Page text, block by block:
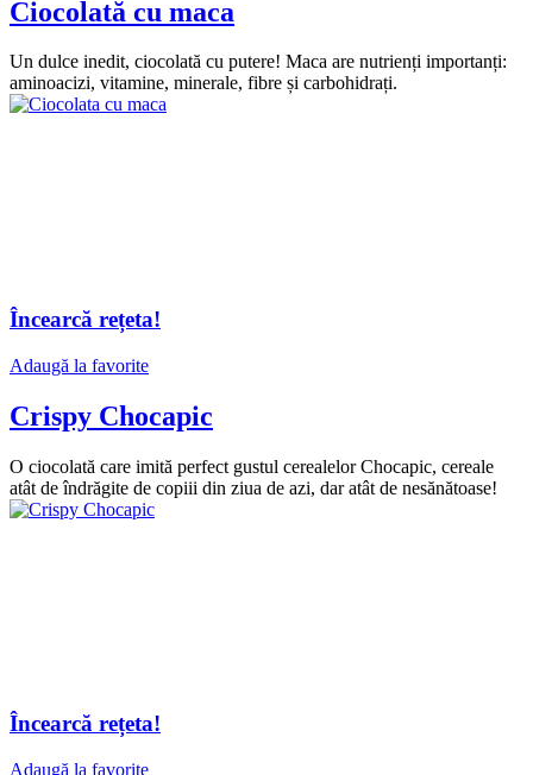
Ciocolată cu maca
Un dulce inedit, ciocolată cu putere! Maca are nutrienți importanți:
aminoacizi, vitamine, minerale, fibre și carbohidrați.
Încearcă rețeta!
Adaugă la favorite
Crispy Chocapic
O ciocolată care imită perfect gustul cerealelor Chocapic, cereale
atât de îndrăgite de copiii din ziua de azi, dar atât de nesănătoase!
Încearcă rețeta!
Adaugă la favorite